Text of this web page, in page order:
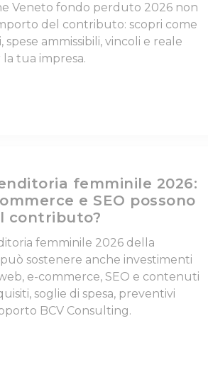
Veneto fondo perduto 2026 non
del contributo: scopri come
ammissibili, vincoli e reale
tua impresa.
femminile 2026:
e SEO possono
contributo?
femminile 2026 della
sostenere anche investimenti
e-commerce, SEO e contenuti
soglie di spesa, preventivi
BCV Consulting.